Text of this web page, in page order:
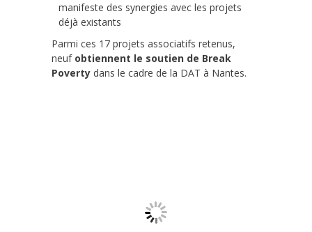
manifeste des synergies avec les projets
déjà existants
Parmi ces 17 projets associatifs retenus,
neufobtiennent le soutien de Break
Poverty dans le cadre de la DAT à Nantes.